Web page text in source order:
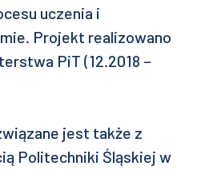
uczenia i
Projekt realizowano
PiT (12.2018 –
jest także z
Politechniki Śląskiej w